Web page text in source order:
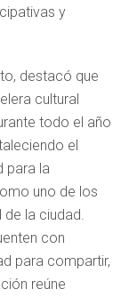
y
destacó que
cultural
todo el año
el
para la
uno de los
la ciudad.
con
para compartir,
reúne